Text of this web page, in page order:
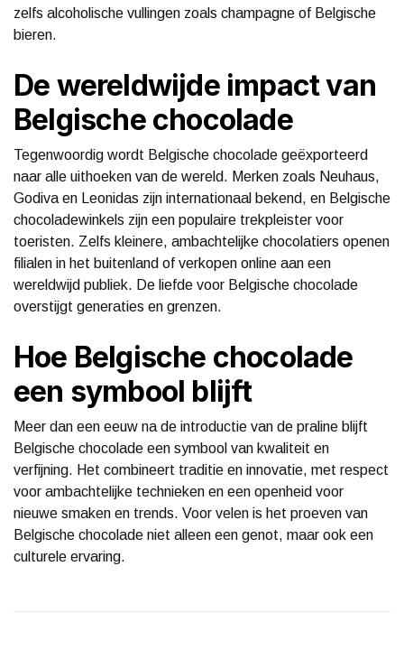
zelfs alcoholische vullingen zoals champagne of Belgische
bieren.
De wereldwijde impact van
Belgische chocolade
Tegenwoordig wordt Belgische chocolade geëxporteerd
naar alle uithoeken van de wereld. Merken zoals Neuhaus,
Godiva en Leonidas zijn internationaal bekend, en Belgische
chocoladewinkels zijn een populaire trekpleister voor
toeristen. Zelfs kleinere, ambachtelijke chocolatiers openen
filialen in het buitenland of verkopen online aan een
wereldwijd publiek. De liefde voor Belgische chocolade
overstijgt generaties en grenzen.
Hoe Belgische chocolade
een symbool blijft
Meer dan een eeuw na de introductie van de praline blijft
Belgische chocolade een symbool van kwaliteit en
verfijning. Het combineert traditie en innovatie, met respect
voor ambachtelijke technieken en een openheid voor
nieuwe smaken en trends. Voor velen is het proeven van
Belgische chocolade niet alleen een genot, maar ook een
culturele ervaring.